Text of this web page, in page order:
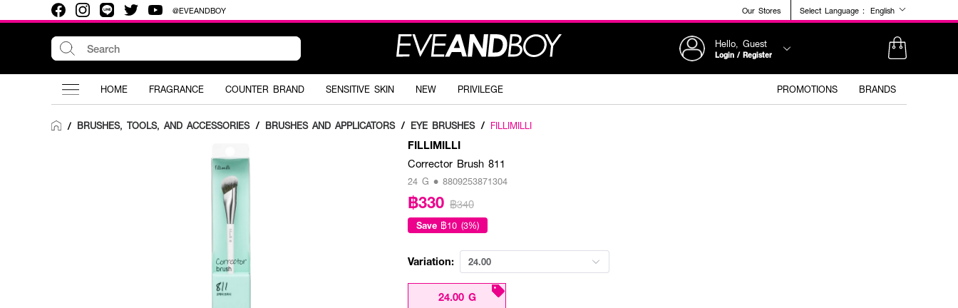
@EVEANDBOY Our Stores Select Language : English
Hello, Guest
Login / Register
HOME FRAGRANCE COUNTER BRAND SENSITIVE SKIN NEW PRIVILEGE PROMOTIONS BRANDS
/ BRUSHES, TOOLS, AND ACCESSORIES / BRUSHES AND APPLICATORS / EYE BRUSHES / FILLIMILLI
FILLIMILLI
Corrector Brush 811
24 G • 8809253871304
฿330 ฿340
Save ฿10 (3%)
Variation: 24.00
24.00 G